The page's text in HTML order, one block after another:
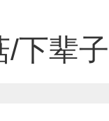
/下辈